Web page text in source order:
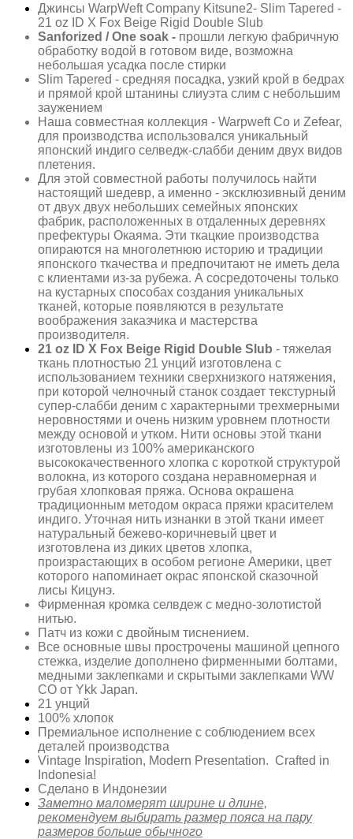
Джинсы WarpWeft Company Kitsune2- Slim Tapered -
21 oz ID X Fox Beige Rigid Double Slub
Sanforized / One soak - прошли легкую фабричную
обработку водой в готовом виде, возможна
небольшая усадка после стирки
Slim Tapered - средняя посадка, узкий крой в бедрах
и прямой крой штанины слиуэта слим с небольшим
заужением
Наша совместная коллекция - Warpweft Co и Zefear,
для производства использовался уникальный
японский индиго селведж-слабби деним двух видов
плетения.
Для этой совместной работы получилось найти
настоящий шедевр, а именно - эксклюзивный деним
от двух двух небольших семейных японских
фабрик, расположенных в отдаленных деревнях
префектуры Окаяма. Эти ткацкие производства
опираются на многолетнюю историю и традиции
японского ткачества и предпочитают не иметь дела
с клиентами из-за рубежа. А сосредоточены только
на кустарных способах создания уникальных
тканей, которые появляются в результате
воображения заказчика и мастерства
производителя.
21 oz ID X Fox Beige Rigid Double Slub - тяжелая
ткань плотностью 21 унций изготовлена ​​с
использованием техники сверхнизкого натяжения,
при которой челночный станок создает текстурный
супер-слабби деним с характерными трехмерными
неровностями и очень низким уровнем плотности
между основой и утком. Нити основы этой ткани
изготовлены из 100% американского
высококачественного хлопка с короткой структурой
волокна, из которого создана неравномерная и
грубая хлопковая пряжа. Основа окрашена
традиционным методом окраса пряжи красителем
индиго. Уточная нить изнанки в этой ткани имеет
натуральный бежево-коричневый цвет и
изготовлена ​​из диких цветов хлопка,
произрастающих в особом регионе Америки, цвет
которого напоминает окрас японской сказочной
лисы Кицунэ.
Фирменная кромка селвдеж с медно-золотистой
нитью.
Патч из кожи с двойным тиснением.
Все основные швы прострочены машиной цепного
стежка, изделие дополнено фирменными болтами,
медными заклепками и скрытыми заклепками WW
CO от Ykk Japan.
21 унций
100% хлопок
Премиальное исполнение с соблюдением всех
деталей производства
Vintage Inspiration, Modern Presentation. Crafted in
Indonesia!
Сделано в Индонезии
Заметно маломерят ширине и длине,
рекомендуем выбирать размер пояса на пару
размеров больше обычного